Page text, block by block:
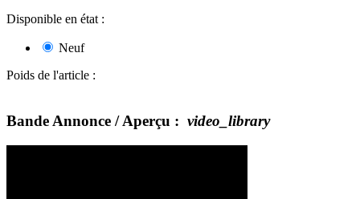
Disponible en état :
Neuf
Poids de l'article :
Bande Annonce / Aperçu : video_library